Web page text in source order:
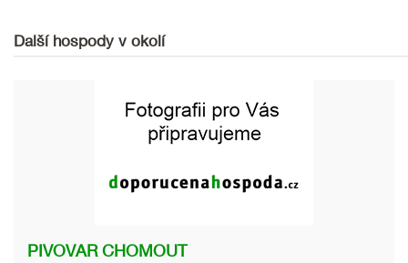
Další hospody v okolí
PIVOVAR CHOMOUT